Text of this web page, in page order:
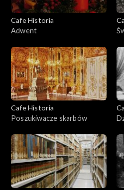
Cafe Historia
Adwent
Cafe Historia
Poszukiwacze skarbów